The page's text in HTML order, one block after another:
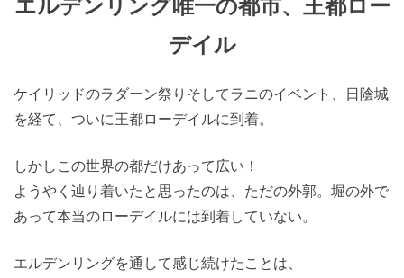
エルデンリング唯一の都市、王都ロー
デイル
ケイリッドのラダーン祭りそしてラニのイベント、日陰城
を経て、ついに王都ローデイルに到着。
しかしこの世界の都だけあって広い！
ようやく辿り着いたと思ったのは、ただの外郭。堀の外で
あって本当のローデイルには到着していない。
エルデンリングを通して感じ続けたことは、